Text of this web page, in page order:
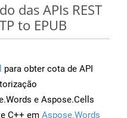
das APIs REST
to EPUB
para obter cota de API
e Aspose.Cells
C++ em Aspose.Words